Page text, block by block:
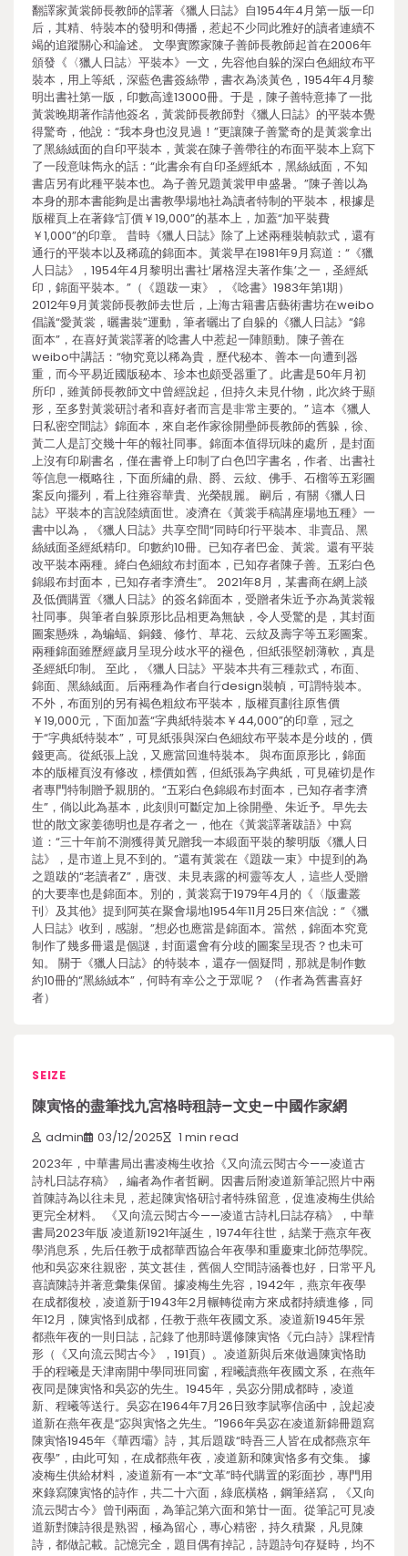
翻譯家黃裳師長教師的譯著《獵人日誌》自1954年4月第一版一印
后，其精、特裝本的發明和傳播，惹起不少同此雅好的讀者連續不
竭的追蹤關心和論述。 文學實際家陳子善師長教師起首在2006年
頒發《〈獵人日誌〉平裝本》一文，先容他自躲的深白色細紋布平
裝本，用上等紙，深藍色書簽絲帶，書衣為淡黃色，1954年4月黎
明出書社第一版，印數高達13000冊。于是，陳子善特意捧了一批
黃裳晚期著作請他簽名，黃裳師長教師對《獵人日誌》的平裝本覺
得驚奇，他說：“我本身也沒見過！”更讓陳子善驚奇的是黃裳拿出
了黑絲絨面的自印平裝本，黃裳在陳子善帶往的布面平裝本上寫下
了一段意味雋永的話：“此書余有自印圣經紙本，黑絲絨面，不知
書店另有此種平裝本也。為子善兄題黃裳甲申盛暑。”陳子善以為
本身的那本書能夠是出書教學場地社為讀者特制的平裝本，根據是
版權頁上在著錄“訂價￥19,000”的基本上，加蓋“加平裝費
￥1,000”的印章。 昔時《獵人日誌》除了上述兩種裝幀款式，還有
通行的平裝本以及稀疏的錦面本。黃裳早在1981年9月寫道：“《獵
人日誌》，1954年4月黎明出書社‘屠格涅夫著作集’之一，圣經紙
印，錦面平裝本。”（《題跋一束》，《唸書》1983年第1期）
2012年9月黃裳師長教師去世后，上海古籍書店藝術書坊在weibo
倡議“愛黃裳，曬書裝”運動，筆者曬出了自躲的《獵人日誌》“錦
面本”，在喜好黃裳譯著的唸書人中惹起一陣顫動。陳子善在
weibo中講話：“物究竟以稀為貴，歷代秘本、善本一向遭到器
重，而今平易近國版秘本、珍本也頗受器重了。此書是50年月初
所印，雖黃師長教師文中曾經說起，但持久未見什物，此次終于顯
形，至多對黃裳研討者和喜好者而言是非常主要的。” 這本《獵人
日私密空間誌》錦面本，來自老作家徐開壘師長教師的舊躲，徐、
黃二人是訂交幾十年的報社同事。錦面本值得玩味的處所，是封面
上沒有印刷書名，僅在書脊上印制了白色凹字書名，作者、出書社
等信息一概略往，下面所繡的鼎、爵、云紋、佛手、石榴等五彩圖
案反向擺列，看上往雍容華貴、光榮靚麗。 嗣后，有關《獵人日
誌》平裝本的言說陸續面世。凌濟在《黃裳手稿講座場地五種》一
書中以為，《獵人日誌》共享空間“同時印行平裝本、非賣品、黑
絲絨面圣經紙精印。印數約10冊。已知存者巴金、黃裳。還有平裝
改平裝本兩種。絳白色細紋布封面本，已知存者陳子善。五彩白色
錦緞布封面本，已知存者李濟生”。 2021年8月，某書商在網上談
及低價購置《獵人日誌》的簽名錦面本，受贈者朱近予亦為黃裳報
社同事。與筆者自躲原形比品相更為無缺，令人受驚的是，其封面
圖案懸殊，為蝙蝠、銅錢、修竹、草花、云紋及壽字等五彩圖案。
兩種錦面雖歷經歲月呈現分歧水平的褪色，但紙張堅韌薄軟，真是
圣經紙印制。 至此，《獵人日誌》平裝本共有三種款式，布面、
錦面、黑絲絨面。后兩種為作者自行design裝幀，可謂特裝本。
不外，布面別的另有褐色粗紋布平裝本，版權頁劃往原售價
￥19,000元，下面加蓋“字典紙特裝本￥44,000”的印章，冠之
于“字典紙特裝本”，可見紙張與深白色細紋布平裝本是分歧的，價
錢更高。從紙張上說，又應當回進特裝本。 與布面原形比，錦面
本的版權頁沒有修改，標價如舊，但紙張為字典紙，可見確切是作
者專門特制贈予親朋的。“五彩白色錦緞布封面本，已知存者李濟
生”，倘以此為基本，此刻則可斷定加上徐開壘、朱近予。早先去
世的散文家姜德明也是存者之一，他在《黃裳譯著跋語》中寫
道：“三十年前不測獲得黃兄贈我一本緞面平裝的黎明版《獵人日
誌》，是市道上見不到的。”還有黃裳在《題跋一束》中提到的為
之題跋的“老讀者Z”，唐弢、未見表露的柯靈等友人，這些人受贈
的大要率也是錦面本。別的，黃裳寫于1979年4月的《〈版畫叢
刊〉及其他》提到阿英在聚會場地1954年11月25日來信說：“《獵
人日誌》收到，感謝。”想必也應當是錦面本。當然，錦面本究竟
制作了幾多冊還是個謎，封面還會有分歧的圖案呈現否？也未可
知。 關于《獵人日誌》的特裝本，還存一個疑問，那就是制作數
約10冊的“黑絲絨本”，何時有幸公之于眾呢？ （作者為舊書喜好
者）
SEIZE
陳寅恪的盡筆找九宮格時租詩–文史–中國作家網
admin 03/12/2025 1 min read
2023年，中華書局出書凌梅生收拾《又向流云閱古今——凌道古
詩札日誌存稿》，編者為作者哲嗣。因書后附凌道新筆記照片中兩
首陳詩為以往未見，惹起陳寅恪研討者特殊留意，促進凌梅生供給
更完全材料。 《又向流云閱古今——凌道古詩札日誌存稿》，中華
書局2023年版 凌道新1921年誕生，1974年往世，結業于燕京年夜
學消息系，先后任教于成都華西協合年夜學和重慶東北師范學院。
他和吳宓來往親密，英文甚佳，舊個人空間詩涵養也好，日常平凡
喜讀陳詩并著意彙集保留。據凌梅生先容，1942年，燕京年夜學
在成都復校，凌道新于1943年2月輾轉從南方來成都持續進修，同
年12月，陳寅恪到成都，任教于燕年夜國文系。凌道新1945年景
都燕年夜的一則日誌，記錄了他那時選修陳寅恪《元白詩》課程情
形（《又向流云閱古今》，191頁）。凌道新與后來做過陳寅恪助
手的程曦是天津南開中學同班同窗，程曦讀燕年夜國文系，在燕年
夜同是陳寅恪和吳宓的先生。1945年，吳宓分開成都時，凌道
新、程曦等送行。吳宓在1964年7月26日致李賦寧信函中，說起凌
道新在燕年夜是“宓與寅恪之先生。”1966年吳宓在凌道新錦冊題寫
陳寅恪1945年《華西壩》詩，其后題跋“時吾三人皆在成都燕京年
夜學”，由此可知，在成都燕年夜，凌道新和陳寅恪多有交集。 據
凌梅生供給材料，凌道新有一本“文革”時代購置的彩面抄，專門用
來錄寫陳寅恪的詩作，共二十六面，綠底橫格，鋼筆繕寫，《又向
流云閱古今》曾刊兩面，為筆記第六面和第廿一面。從筆記可見凌
道新對陳詩很是熟習，極為留心，專心精密，持久積聚，凡見陳
詩，都做記載。記憶完全，題目偶有掉記，詩題詩句存疑時，均不